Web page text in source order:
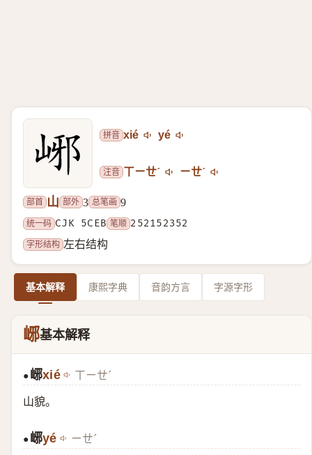
拼音 xié yé
注音 ㄒㄧㄝˊ ㄧㄝˊ
部首 山 部外 3 总笔画 9
统一码 CJK 5CEB 笔顺 252152352
字形结构 左右结构
基本解释 康熙字典 音韵方言 字源字形
峫基本解释
● 峫xié ㄒㄧㄝˊ
山貌。
● 峫yé ㄧㄝˊ